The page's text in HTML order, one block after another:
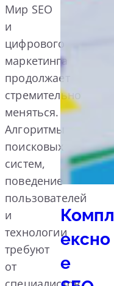
Мир SEO
и
цифрового
маркетинга
продолжает
стремительно
меняться.
Алгоритмы
поисковых
систем,
поведение
пользователей
и
технологии
требуют
от
Компл
ексно
е